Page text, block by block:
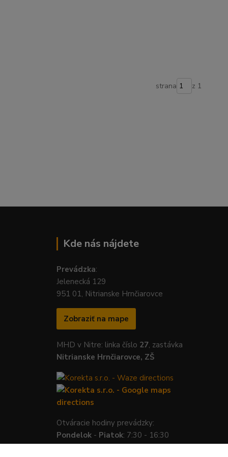
strana z 1
Kde nás nájdete
Prevádzka:
Jelenecká 129
951 01, Nitrianske Hrnčiarovce
Zobraziť na mape
MHD v Nitre: linka číslo 27, zastávka
Nitrianske Hrnčiarovce, ZŠ
Otváracie hodiny prevádzky:
Pondelok - Piatok: 7:30 - 16:30